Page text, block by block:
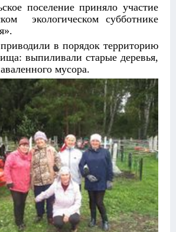
поселение приняло участие
экологическом субботнике
в порядок территорию
выпиливали старые деревья,
мусора.